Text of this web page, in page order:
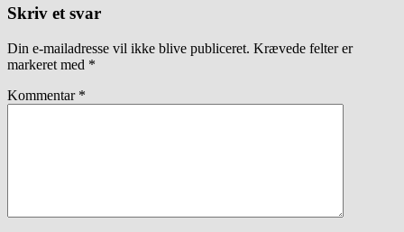
Skriv et svar
Din e-mailadresse vil ikke blive publiceret. Krævede felter er
markeret med *
Kommentar *